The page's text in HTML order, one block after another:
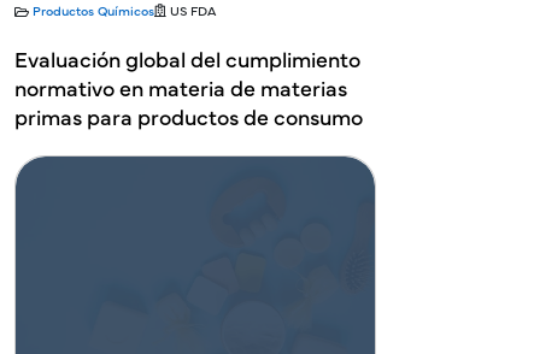
Productos Químicos US FDA
Evaluación global del cumplimiento
normativo en materia de materias
primas para productos de consumo